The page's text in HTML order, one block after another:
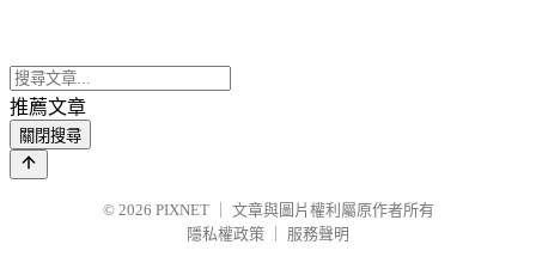
推薦文章
關閉搜尋
© 2026 PIXNET
文章與圖片權利屬原作者所有
隱私權政策
服務聲明